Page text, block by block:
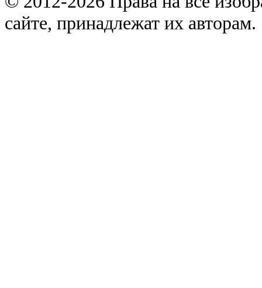
сайте, принадлежат их авторам.